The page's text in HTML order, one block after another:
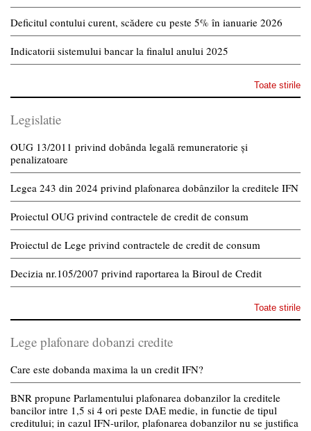
Deficitul contului curent, scădere cu peste 5% în ianuarie 2026
Indicatorii sistemului bancar la finalul anului 2025
Toate stirile
Legislatie
OUG 13/2011 privind dobânda legală remuneratorie și
penalizatoare
Legea 243 din 2024 privind plafonarea dobânzilor la creditele IFN
Proiectul OUG privind contractele de credit de consum
Proiectul de Lege privind contractele de credit de consum
Decizia nr.105/2007 privind raportarea la Biroul de Credit
Toate stirile
Lege plafonare dobanzi credite
Care este dobanda maxima la un credit IFN?
BNR propune Parlamentului plafonarea dobanzilor la creditele
bancilor intre 1,5 si 4 ori peste DAE medie, in functie de tipul
creditului; in cazul IFN-urilor, plafonarea dobanzilor nu se justifica